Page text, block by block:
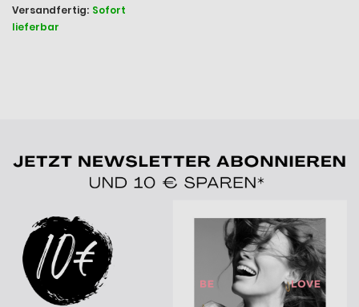
Versandfertig: Sofort
lieferbar